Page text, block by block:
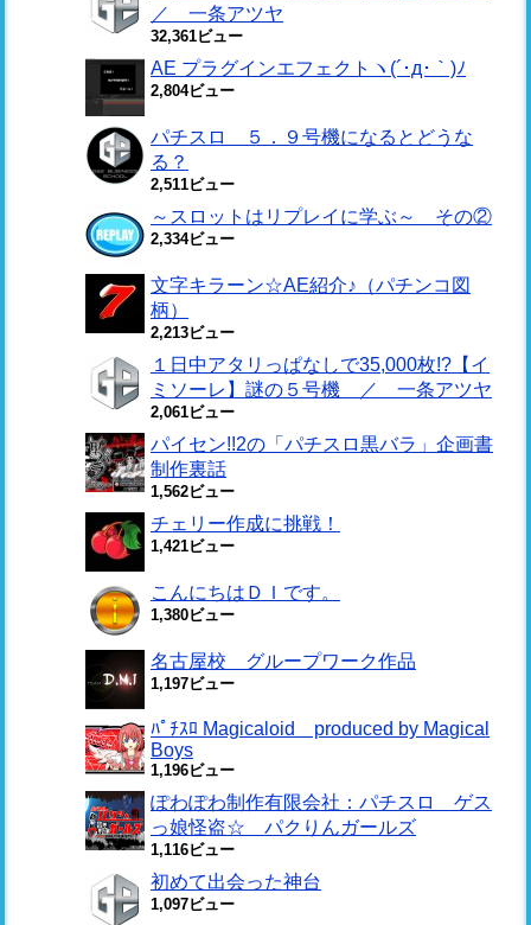
／ 一条アツヤ
32,361ビュー
AE プラグインエフェクトヽ(´･д･｀)ﾉ
2,804ビュー
パチスロ ５．９号機になるとどうな
る？
2,511ビュー
～スロットはリプレイに学ぶ～ その②
2,334ビュー
文字キラーン☆AE紹介♪（パチンコ図
柄）
2,213ビュー
１日中アタリっぱなしで35,000枚!?【イ
ミソーレ】謎の５号機 ／ 一条アツヤ
2,061ビュー
パイセン!!2の「パチスロ黒バラ」企画書
制作裏話
1,562ビュー
チェリー作成に挑戦！
1,421ビュー
こんにちはＤＩです。
1,380ビュー
名古屋校 グループワーク作品
1,197ビュー
ﾊﾟﾁｽﾛ Magicaloid produced by Magical
Boys
1,196ビュー
ぽわぽわ制作有限会社：パチスロ ゲス
っ娘怪盗☆ パクりんガールズ
1,116ビュー
初めて出会った神台
1,097ビュー